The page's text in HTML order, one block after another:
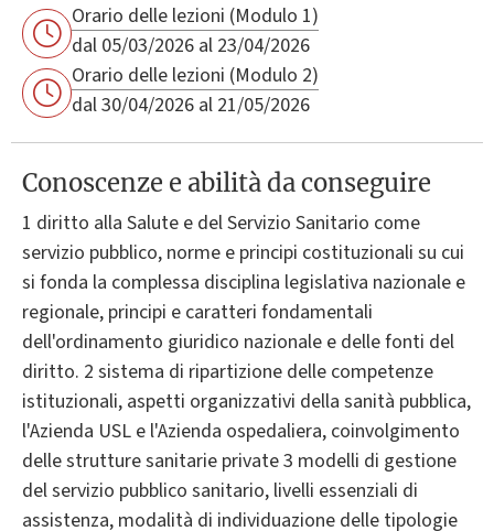
Orario delle lezioni (Modulo 1)
dal 05/03/2026 al 23/04/2026
Orario delle lezioni (Modulo 2)
dal 30/04/2026 al 21/05/2026
Conoscenze e abilità da conseguire
1 diritto alla Salute e del Servizio Sanitario come
servizio pubblico, norme e principi costituzionali su cui
si fonda la complessa disciplina legislativa nazionale e
regionale, principi e caratteri fondamentali
dell'ordinamento giuridico nazionale e delle fonti del
diritto. 2 sistema di ripartizione delle competenze
istituzionali, aspetti organizzativi della sanità pubblica,
l'Azienda USL e l'Azienda ospedaliera, coinvolgimento
delle strutture sanitarie private 3 modelli di gestione
del servizio pubblico sanitario, livelli essenziali di
assistenza, modalità di individuazione delle tipologie